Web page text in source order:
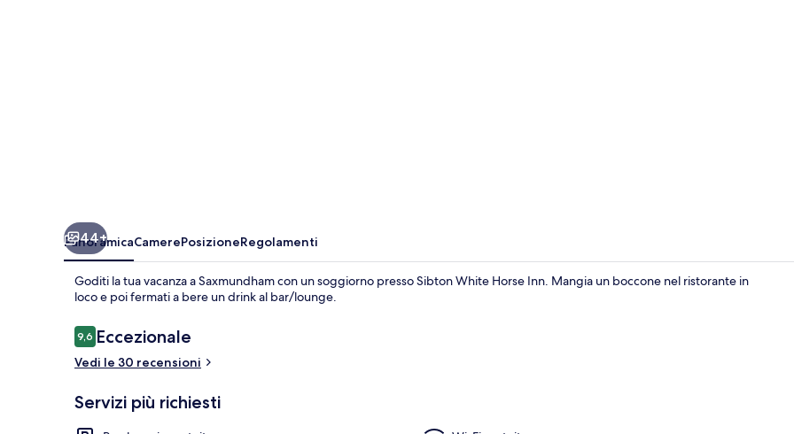
44+
PanoramicaCamerePosizioneRegolamenti
Goditi la tua vacanza a Saxmundham con un soggiorno presso Sibton White Horse Inn. Mangia un boccone nel ristorante in
loco e poi fermati a bere un drink al bar/lounge.
Recensioni
9,69,6 su 10
Eccezionale
Vedi le 30 recensioni
Servizi più richiesti